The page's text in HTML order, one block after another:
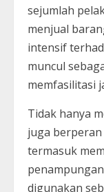
sejumlah
menjual
intensif
muncul
memfasilitasi
Tidak hanya
juga
termasuk
digunakan